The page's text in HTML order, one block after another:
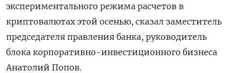
экспериментального режима расчетов в
криптовалютах этой осенью, сказал заместитель
председателя правления банка, руководитель
блока корпоративно-инвестиционного бизнеса
Анатолий Попов.